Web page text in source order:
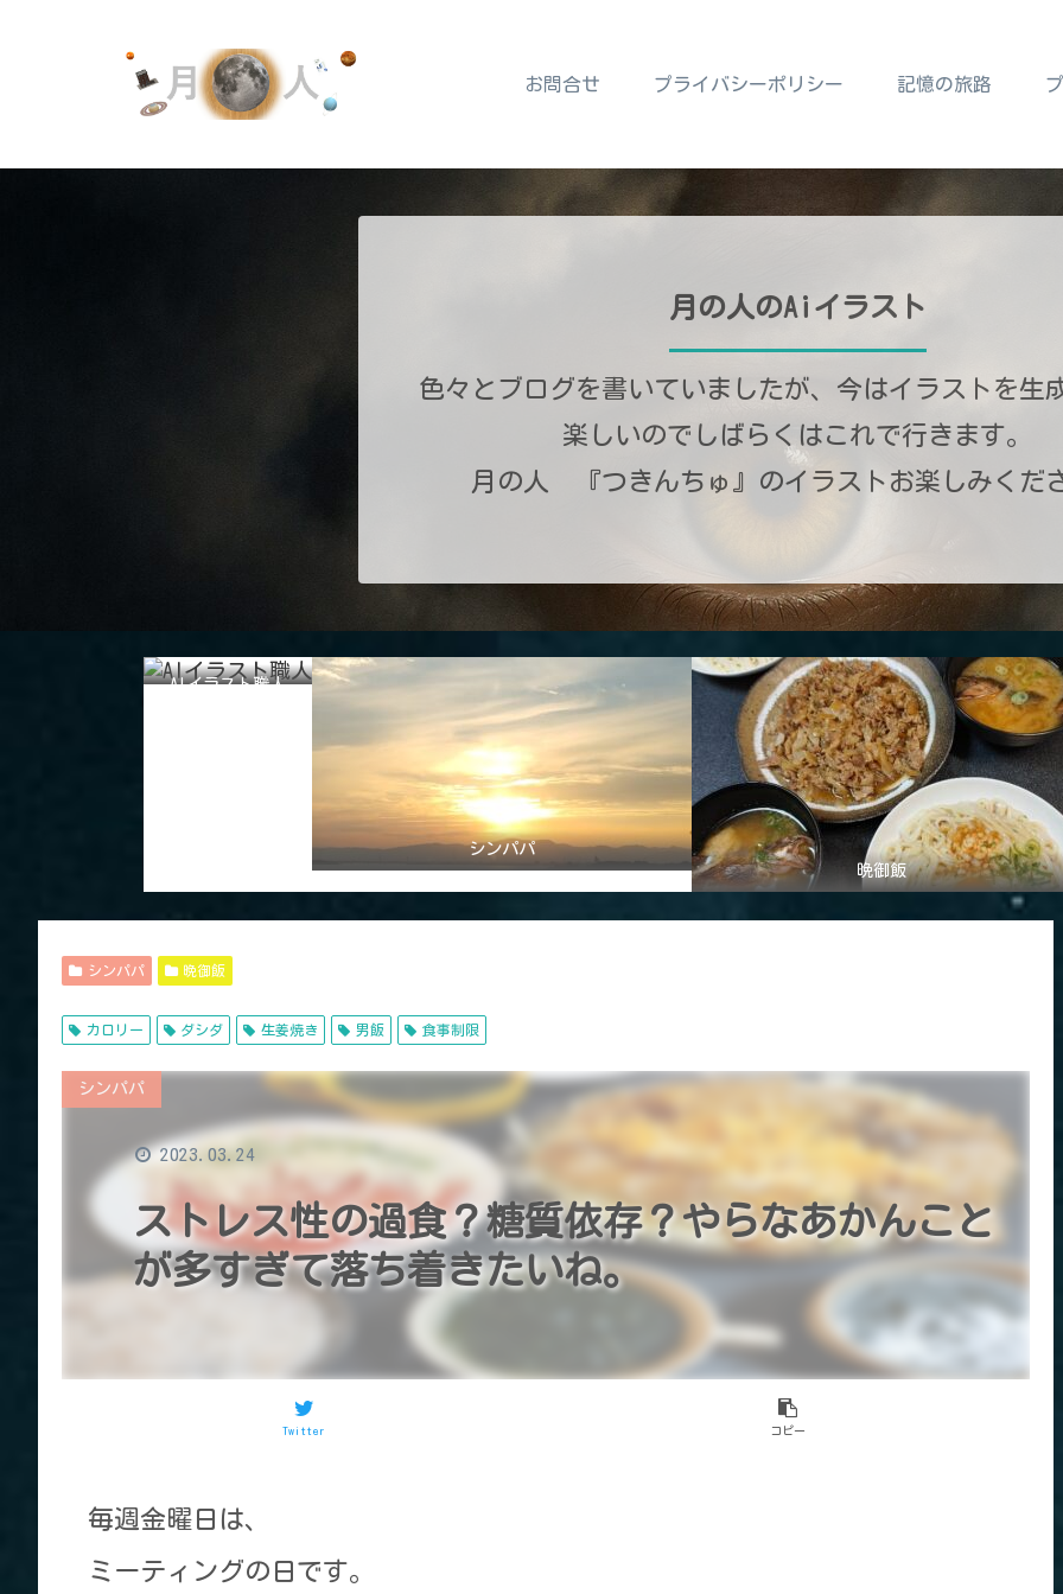
お問合せ プライバシーポリシー 記憶の旅路
月の人のAiイラスト
色々とブログを書いていましたが、今はイラストを生
楽しいのでしばらくはこれで行きます。
月の人 『つきんちゅ』のイラストお楽しみくだ
AIイラスト職人
シンパパ
晩御飯
シンパパ 晩御飯
カロリー ダシダ 生姜焼き 男飯 食事制限
ストレス性の過食？糖質依存？やらなあかんこと
が多すぎて落ち着きたいね。
シンパパ
Twitter コピー
2023.03.24
毎週金曜日は、
ミーティングの日です。